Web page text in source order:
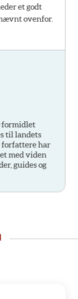
et godt
ovenfor.
formidlet
til landets
forfattere har
med viden
guides og